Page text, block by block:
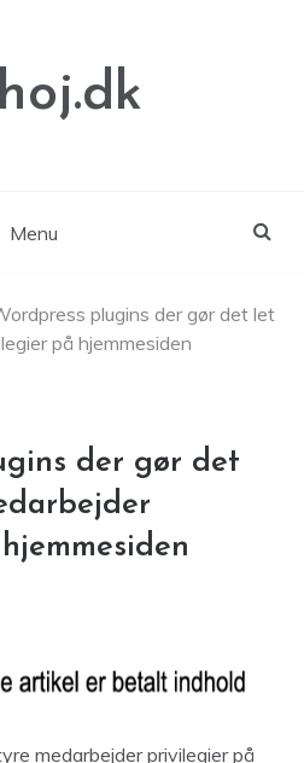
Menu
plugins der gør det let
på hjemmesiden
der gør det
medarbejder privilegier på